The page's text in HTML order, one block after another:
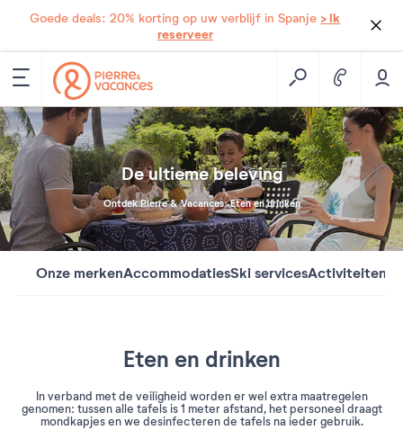
Goede deals: 20% korting op uw verblijf in Spanje > Ik
reserveer
De ultieme beleving
Ontdek Pierre & Vacances: Eten en drinken
Onze merkenAccommodatiesSki servicesActiviteiten
Eten en drinken
In verband met de veiligheid worden er wel extra maatregelen
genomen: tussen alle tafels is 1 meter afstand, het personeel draagt
mondkapjes en we desinfecteren de tafels na ieder gebruik.